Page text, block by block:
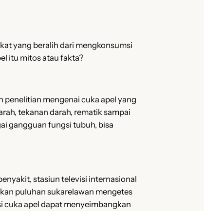
yang beralih dari mengkonsumsi
itu mitos atau fakta?
penelitian mengenai cuka apel yang
tekanan darah, rematik sampai
gangguan fungsi tubuh, bisa
stasiun televisi internasional
puluhan sukarelawan mengetes
cuka apel dapat menyeimbangkan